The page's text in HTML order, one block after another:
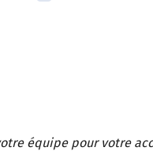
équipe pour votre